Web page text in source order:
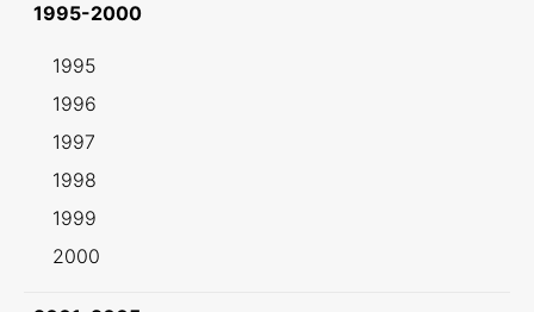
1995-2000
1995
1996
1997
1998
1999
2000